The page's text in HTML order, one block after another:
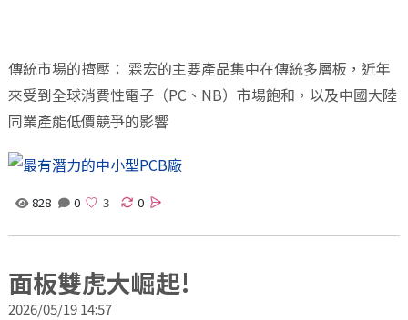
傳統市場的擠壓： 霖宏的主要產品集中在傳統多層板，近年
來受到全球消費性電子（PC、NB）市場飽和，以及中國大陸
同業產能低價競爭的影響
828 0 0
面板雙虎大崛起!
2026/05/19 14:57